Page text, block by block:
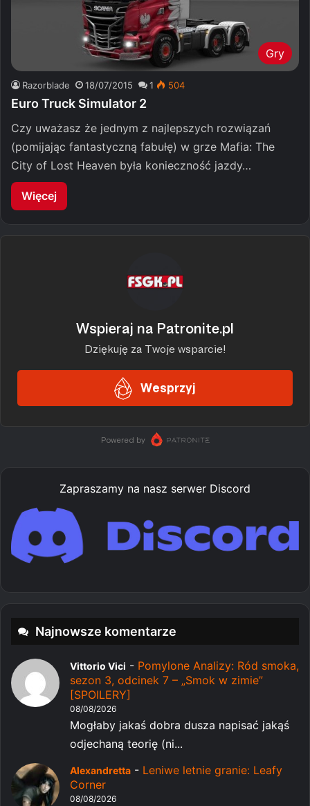
Gry
Razorblade 18/07/2015 1 504
Euro Truck Simulator 2
Czy uważasz że jednym z najlepszych rozwiązań
(pomijając fantastyczną fabułę) w grze Mafia: The
City of Lost Heaven była konieczność jazdy…
Więcej
Zapraszamy na nasz serwer Discord
Najnowsze komentarze
Vittorio Vici - Pomylone Analizy: Ród smoka,
sezon 3, odcinek 7 – „Smok w zimie”
[SPOILERY]
08/08/2026
Mogłaby jakaś dobra dusza napisać jakąś
odjechaną teorię (ni...
Alexandretta - Leniwe letnie granie: Leafy
Corner
08/08/2026